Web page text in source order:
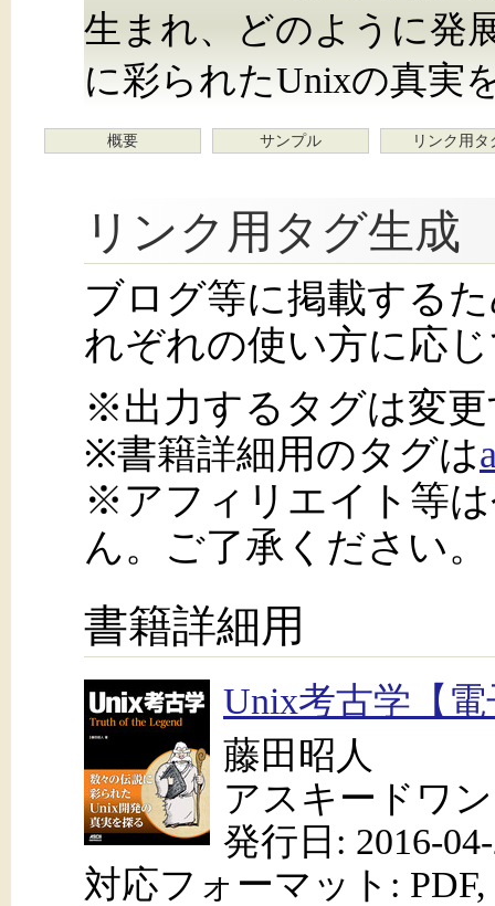
生まれ、どのように発
に彩られたUnixの真実
概要 サンプル リンク用タ
リンク用タグ生成
ブログ等に掲載する
れぞれの使い方に応
※出力するタグは変
※書籍詳細用のタグは
※アフィリエイト等
ん。ご了承ください。
書籍詳細用
Unix考古学【
藤田昭人
アスキードワ
発行日: 2016-
対応フォーマット: PDF,